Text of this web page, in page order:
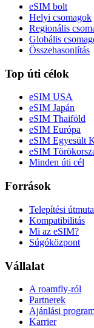
eSIM bolt
Helyi csomagok
Regionális
Globális
Összehasonlítás
Top úti célok
eSIM USA
eSIM Japán
eSIM Thaiföld
eSIM Európa
eSIM Egyesült
eSIM
Minden úti cél
Források
Telepítési
Kompatibilitás
Mi az eSIM?
Súgóközpont
Vállalat
A roamfly-ról
Partnerek
Ajánlási
Karrier